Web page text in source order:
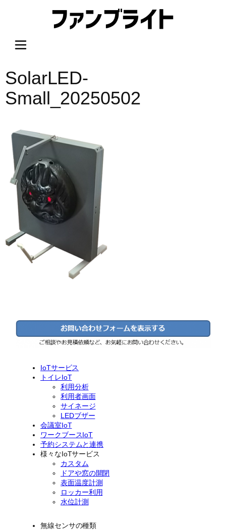
プ
SolarLED-
Small_20250502
IoTサービス
トイレIoT
利用分析
利用者画面
サイネージ
LEDブザー
会議室IoT
ワークブースIoT
予約システムと連携
様々なIoTサービス
カスタム
ドアや窓の開閉
表面温度計測
ロッカー利用
水位計測
無線センサの種類